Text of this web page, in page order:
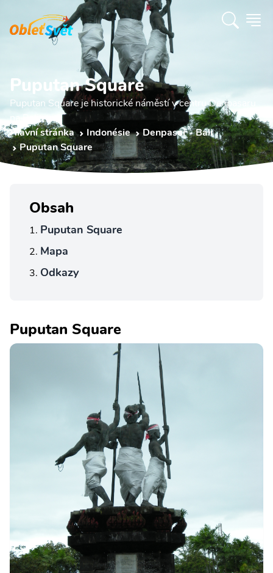
Puputan Square
Puputan Square je historické náměstí v centru Denpasaru
na Bali.
Hlavní stránka
Indonésie
Denpasar - Bali
Puputan Square
Obsah
Puputan Square
Mapa
Odkazy
Puputan Square